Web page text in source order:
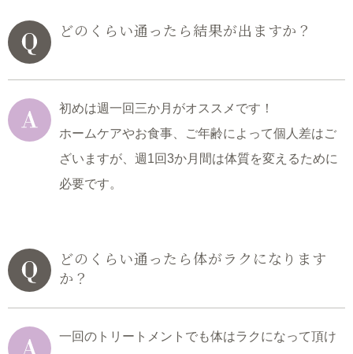
どのくらい通ったら結果が出ますか？
初めは週一回三か月がオススメです！
ホームケアやお食事、ご年齢によって個人差はご
ざいますが、週1回3か月間は体質を変えるために
必要です。
どのくらい通ったら体がラクになります
か？
一回のトリートメントでも体はラクになって頂け